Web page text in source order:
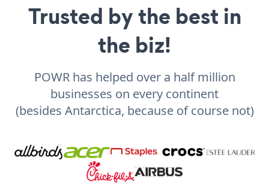
Trusted by the best in
the biz!
POWR has helped over a half million
businesses on every continent
(besides Antarctica, because of course not)